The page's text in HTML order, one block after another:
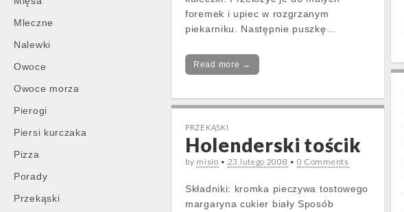
Mleczne
Nalewki
Owoce
Owoce morza
Pierogi
Piersi kurczaka
Pizza
Porady
Przekąski
foremek i upiec w rozgrzanym
piekarniku. Następnie puszkę…
Read more →
PRZEKĄSKI
Holenderski tościk
by misio • 23 lutego 2008 • 0 Comments
Składniki: kromka pieczywa tostowego
margaryna cukier biały Sposób